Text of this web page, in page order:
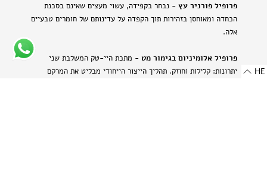
פרופיל פורניר עץ - נבחר בקפידה, עשוי מעצים שאינם בסכנת
הכחדה ומאוחסן בזהירות תוך הקפדה על עדינותם של חומרים טבעיים
אלה.
פרופיל אלומיניום בגימור מט - מתכת היי-טק המשלבת שני
יתרונות: קלילות וחוזק. תהליך הייצור הייחודי מבליט את המרקם
HE